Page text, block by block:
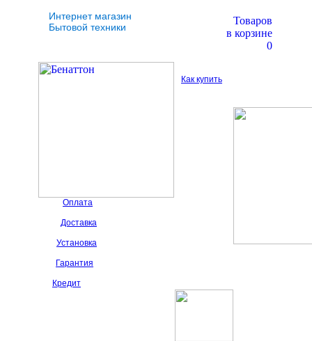
Интернет магазин
Бытовой техники
Товаров
в корзине
0
Как купить
Оплата
Доставка
Установка
Гарантия
Кредит